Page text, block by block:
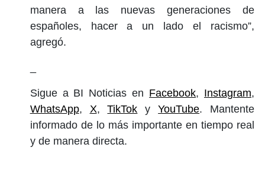
manera a las nuevas generaciones de
españoles, hacer a un lado el racismo”,
agregó.
Sigue a BI Noticias en Facebook, Instagram,
WhatsApp, X,TikTok yYouTube. Mantente
informado de lo más importante en tiempo real
y de manera directa.